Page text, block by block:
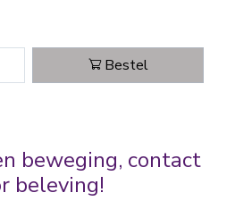
Bestel
beweging, contact
beleving!